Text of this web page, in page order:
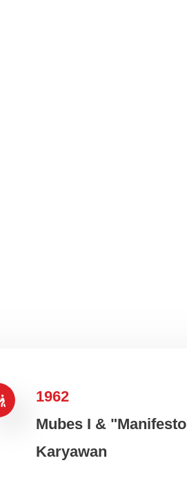
1962
Mubes I & "Manifesto
Karyawan